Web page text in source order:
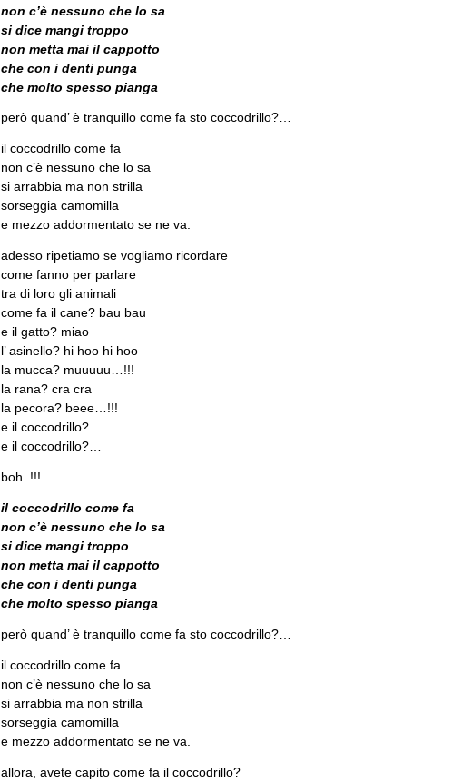
non c’è nessuno che lo sa
si dice mangi troppo
non metta mai il cappotto
che con i denti punga
che molto spesso pianga
però quand’ è tranquillo come fa sto coccodrillo?…
il coccodrillo come fa
non c’è nessuno che lo sa
si arrabbia ma non strilla
sorseggia camomilla
e mezzo addormentato se ne va.
adesso ripetiamo se vogliamo ricordare
come fanno per parlare
tra di loro gli animali
come fa il cane? bau bau
e il gatto? miao
l’ asinello? hi hoo hi hoo
la mucca? muuuuu…!!!
la rana? cra cra
la pecora? beee…!!!
e il coccodrillo?…
e il coccodrillo?…
boh..!!!
il coccodrillo come fa
non c’è nessuno che lo sa
si dice mangi troppo
non metta mai il cappotto
che con i denti punga
che molto spesso pianga
però quand’ è tranquillo come fa sto coccodrillo?…
il coccodrillo come fa
non c’è nessuno che lo sa
si arrabbia ma non strilla
sorseggia camomilla
e mezzo addormentato se ne va.
allora, avete capito come fa il coccodrillo?